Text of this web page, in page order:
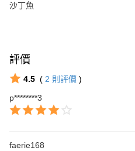
沙丁魚
評價
4.5 ( 2 則評價 )
p********3
faerie168